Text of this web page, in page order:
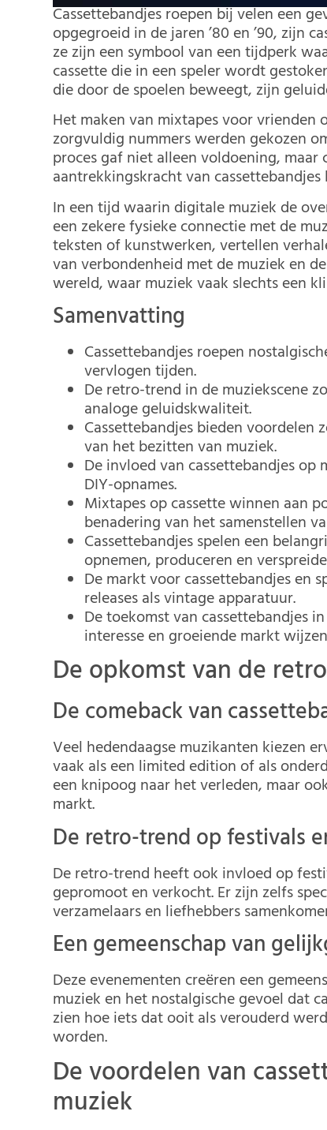
Cassettebandjes roepen bij velen een
opgegroeid in de jaren ’80 en ’90, zijn
ze zijn een symbool van een tijdperk
cassette die in een speler wordt
die door de spoelen beweegt, zijn
Het maken van mixtapes voor
zorgvuldig nummers werden gekozen
proces gaf niet alleen voldoening,
aantrekkingskracht van
In een tijd waarin digitale muziek de
een zekere fysieke connectie met de
teksten of kunstwerken, vertellen
van verbondenheid met de muziek en
wereld, waar muziek vaak slechts een
Samenvatting
Cassettebandjes roepen
vervlogen tijden.
De retro-trend in de muziekscene
analoge geluidskwaliteit.
Cassettebandjes bieden
van het bezitten van muziek.
De invloed van cassettebandjes
DIY-opnames.
Mixtapes op cassette winnen aan
benadering van het samenstellen
Cassettebandjes spelen een
opnemen, produceren en
De markt voor cassettebandjes en
releases als vintage apparatuur.
De toekomst van cassettebandjes
interesse en groeiende markt
De opkomst van de
De comeback van
Veel hedendaagse muzikanten kiezen
vaak als een limited edition of als
een knipoog naar het verleden, maar
markt.
De retro-trend op festivals
De retro-trend heeft ook invloed op
gepromoot en verkocht. Er zijn zelfs
verzamelaars en liefhebbers
Een gemeenschap van
Deze evenementen creëren een
muziek en het nostalgische gevoel dat
zien hoe iets dat ooit als verouderd
worden.
De voordelen van
muziek